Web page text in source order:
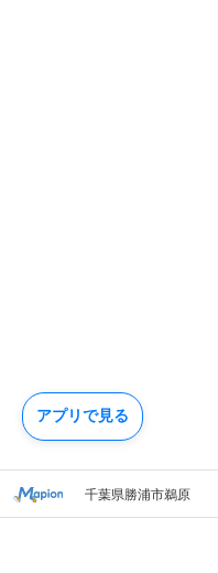
千葉県勝浦市鵜原
アプリで見る